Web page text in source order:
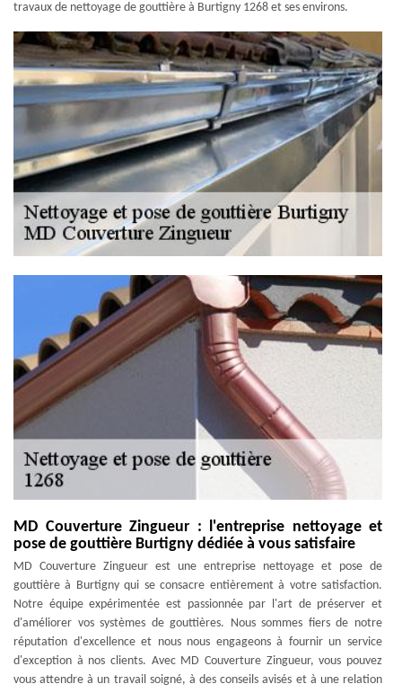
travaux de nettoyage de gouttière à Burtigny 1268 et ses environs.
MD Couverture Zingueur : l'entreprise nettoyage et
pose de gouttière Burtigny dédiée à vous satisfaire
MD Couverture Zingueur est une entreprise nettoyage et pose de
gouttière à Burtigny qui se consacre entièrement à votre satisfaction.
Notre équipe expérimentée est passionnée par l'art de préserver et
d'améliorer vos systèmes de gouttières. Nous sommes fiers de notre
réputation d'excellence et nous nous engageons à fournir un service
d'exception à nos clients. Avec MD Couverture Zingueur, vous pouvez
vous attendre à un travail soigné, à des conseils avisés et à une relation